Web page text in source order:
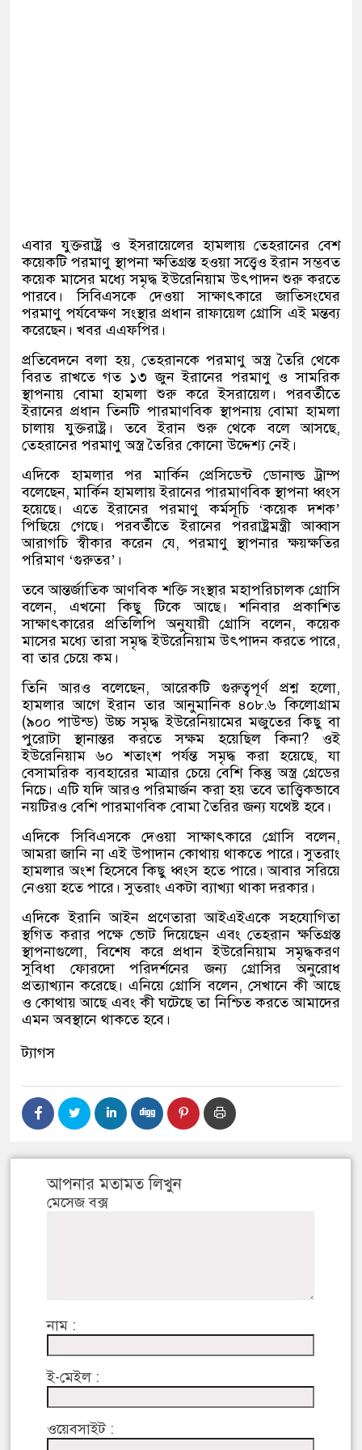
এবার যুক্তরাষ্ট্র ও ইসরায়েলের হামলায় তেহরানের বেশ
কয়েকটি পরমাণু স্থাপনা ক্ষতিগ্রস্ত হওয়া সত্ত্বেও ইরান সম্ভবত
কয়েক মাসের মধ্যে সমৃদ্ধ ইউরেনিয়াম উৎপাদন শুরু করতে
পারবে। সিবিএসকে দেওয়া সাক্ষাৎকারে জাতিসংঘের
পরমাণু পর্যবেক্ষণ সংস্থার প্রধান রাফায়েল গ্রোসি এই মন্তব্য
করেছেন। খবর এএফপির।
প্রতিবেদনে বলা হয়, তেহরানকে পরমাণু অস্ত্র তৈরি থেকে
বিরত রাখতে গত ১৩ জুন ইরানের পরমাণু ও সামরিক
স্থাপনায় বোমা হামলা শুরু করে ইসরায়েল। পরবর্তীতে
ইরানের প্রধান তিনটি পারমাণবিক স্থাপনায় বোমা হামলা
চালায় যুক্তরাষ্ট্র। তবে ইরান শুরু থেকে বলে আসছে,
তেহরানের পরমাণু অস্ত্র তৈরির কোনো উদ্দেশ্য নেই।
এদিকে হামলার পর মার্কিন প্রেসিডেন্ট ডোনাল্ড ট্রাম্প
বলেছেন, মার্কিন হামলায় ইরানের পারমাণবিক স্থাপনা ধ্বংস
হয়েছে। এতে ইরানের পরমাণু কর্মসূচি ‘কয়েক দশক’
পিছিয়ে গেছে। পরবর্তীতে ইরানের পররাষ্ট্রমন্ত্রী আব্বাস
আরাগচি স্বীকার করেন যে, পরমাণু স্থাপনার ক্ষয়ক্ষতির
পরিমাণ ‘গুরুতর’।
তবে আন্তর্জাতিক আণবিক শক্তি সংস্থার মহাপরিচালক গ্রোসি
বলেন, এখনো কিছু টিকে আছে। শনিবার প্রকাশিত
সাক্ষাৎকারের প্রতিলিপি অনুযায়ী গ্রোসি বলেন, কয়েক
মাসের মধ্যে তারা সমৃদ্ধ ইউরেনিয়াম উৎপাদন করতে পারে,
বা তার চেয়ে কম।
তিনি আরও বলেছেন, আরেকটি গুরুত্বপূর্ণ প্রশ্ন হলো,
হামলার আগে ইরান তার আনুমানিক ৪০৮.৬ কিলোগ্রাম
(৯০০ পাউন্ড) উচ্চ সমৃদ্ধ ইউরেনিয়ামের মজুতের কিছু বা
পুরোটা স্থানান্তর করতে সক্ষম হয়েছিল কিনা? ওই
ইউরেনিয়াম ৬০ শতাংশ পর্যন্ত সমৃদ্ধ করা হয়েছে, যা
বেসামরিক ব্যবহারের মাত্রার চেয়ে বেশি কিন্তু অস্ত্র গ্রেডের
নিচে। এটি যদি আরও পরিমার্জন করা হয় তবে তাত্ত্বিকভাবে
নয়টিরও বেশি পারমাণবিক বোমা তৈরির জন্য যথেষ্ট হবে।
এদিকে সিবিএসকে দেওয়া সাক্ষাৎকারে গ্রোসি বলেন,
আমরা জানি না এই উপাদান কোথায় থাকতে পারে। সুতরাং
হামলার অংশ হিসেবে কিছু ধ্বংস হতে পারে। আবার সরিয়ে
নেওয়া হতে পারে। সুতরাং একটা ব্যাখ্যা থাকা দরকার।
এদিকে ইরানি আইন প্রণেতারা আইএইএকে সহযোগিতা
স্থগিত করার পক্ষে ভোট দিয়েছেন এবং তেহরান ক্ষতিগ্রস্ত
স্থাপনাগুলো, বিশেষ করে প্রধান ইউরেনিয়াম সমৃদ্ধকরণ
সুবিধা ফোরদো পরিদর্শনের জন্য গ্রোসির অনুরোধ
প্রত্যাখ্যান করেছে। এনিয়ে গ্রোসি বলেন, সেখানে কী আছে
ও কোথায় আছে এবং কী ঘটেছে তা নিশ্চিত করতে আমাদের
এমন অবস্থানে থাকতে হবে।
ট্যাগস
আপনার মতামত লিখুন
মেসেজ বক্স
নাম :
ই-মেইল :
ওয়েবসাইট :